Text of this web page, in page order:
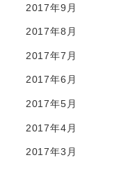
2017年9月
2017年8月
2017年7月
2017年6月
2017年5月
2017年4月
2017年3月